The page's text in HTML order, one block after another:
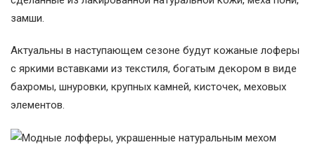
замши.
Актуальны в наступающем сезоне будут кожаные лоферы
с яркими вставками из текстиля, богатым декором в виде
бахромы, шнуровки, крупных камней, кисточек, меховых
элементов.